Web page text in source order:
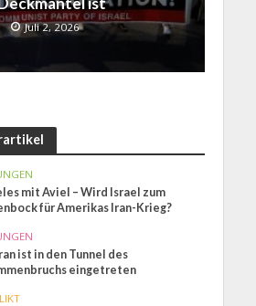
Juli 2, 2026
mit Aviel – Wird Israel zum
für Amerikas Iran-Krieg?
ist in den Tunnel des
eingetreten